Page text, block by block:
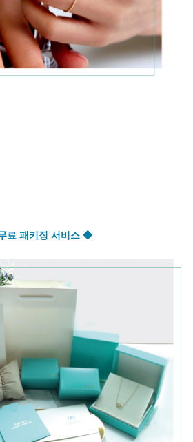
료 패키징 서비스 ◆